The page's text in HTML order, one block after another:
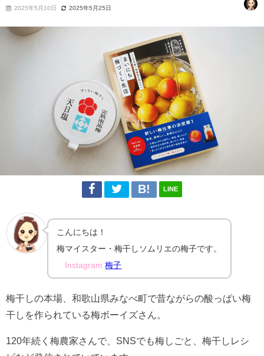
2025年5月10日 2025年5月25日
LINE
こんにちは！
梅マイスター・梅干しソムリエの梅子です。
Instagram 梅子
梅干しの本場、和歌山県みなべ町で昔ながらの酸っぱい梅
干しを作られている梅ボーイズさん。
120年続く梅農家さんで、SNSでも梅しごと、梅干しレシ